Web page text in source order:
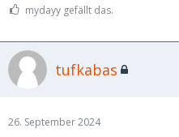
mydayy gefällt das.
tufkabas
26. September 2024